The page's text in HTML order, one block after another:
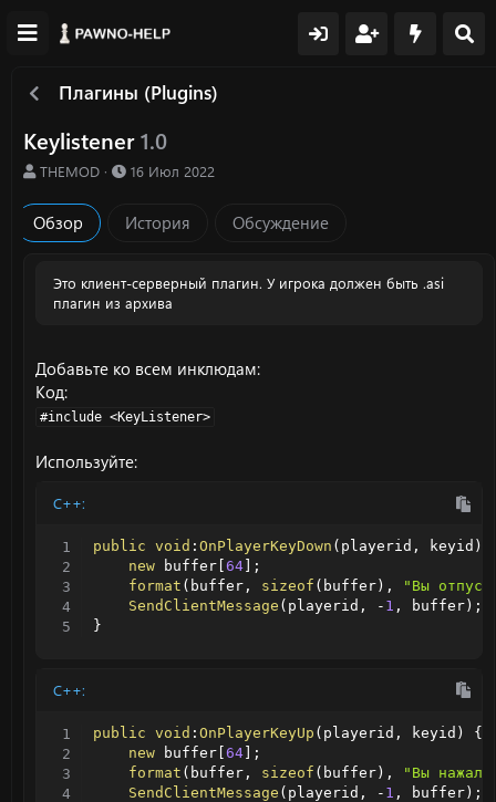
Плагины (Plugins)
Keylistener1.0
А
т
о
THEMOD
Д
а
з
д
и
16 Июл 2022
Обзор История Обсуждение
Это клиент-серверный плагин. У игрока должен быть .asi
плагин из архива
Добавьте ко всем инклюдам:
Код:
#include <KeyListener>
Используйте:
C++:
public void :OnPlayerKeyDown ( playerid , keyid )
new buffer [64
;
format ( buffer , sizeof ( buffer ) ,
"Вы
SendClientMessage ( playerid , - 1 , buffer ) ;
}
C++:
public void :OnPlayerKeyUp ( playerid , keyid )
{
new buffer [64
;
format ( buffer , sizeof ( buffer ) ,
"Вы
SendClientMessage ( playerid , - 1 , buffer ) ;